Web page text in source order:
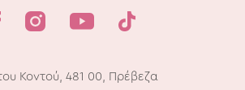
Κοντού, 481 00, Πρέβεζα